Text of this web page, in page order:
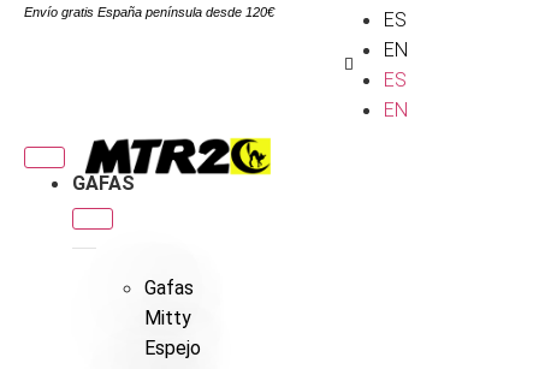
Envío gratis España península desde 120€
ES
EN
ES
EN
GAFAS
Gafas
Mitty
Espejo